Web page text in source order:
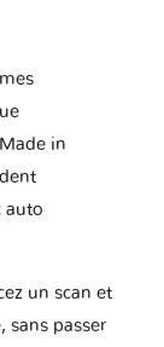
in
auto
un scan et
sans passer